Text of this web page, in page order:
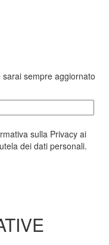
sempre aggiornato
sulla Privacy ai
dei dati personali.